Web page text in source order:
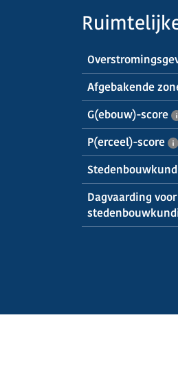
Afgebakende
G(ebouw)-score
P(erceel)-score
Dagvaarding voor